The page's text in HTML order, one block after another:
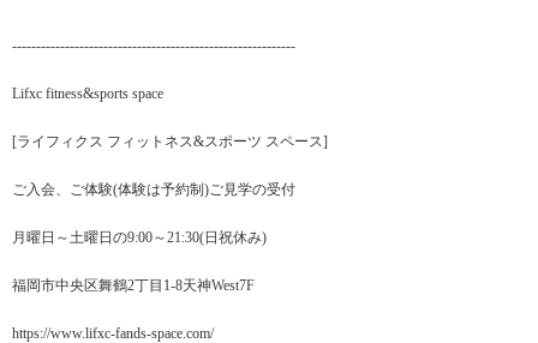
-----------------------------------------------------------
Lifxc fitness&sports space
[ライフィクス フィットネス&スポーツ スペース]
ご入会、ご体験(体験は予約制)ご見学の受付
月曜日～土曜日の9:00～21:30(日祝休み)
福岡市中央区舞鶴2丁目1-8天神West7F
https://www.lifxc-fands-space.com/